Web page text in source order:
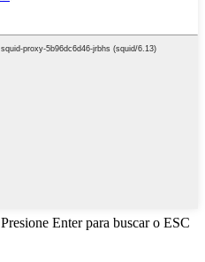
Presione Enter para buscar o ESC